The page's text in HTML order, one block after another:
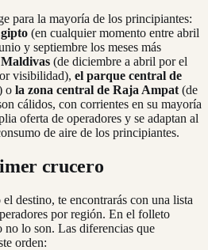
para la mayoría de los principiantes:
(en cualquier momento entre abril
y septiembre los meses más
(de diciembre a abril por el
visibilidad), el parque central de
o la zona central de Raja Ampat (de
cálidos, con corrientes en su mayoría
oferta de operadores y se adaptan al
de aire de los principiantes.
crucero
destino, te encontrarás con una lista
por región. En el folleto
no lo son. Las diferencias que
orden: